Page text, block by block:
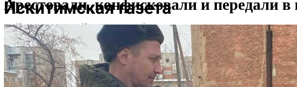
Арестовали, конфисковали и передали